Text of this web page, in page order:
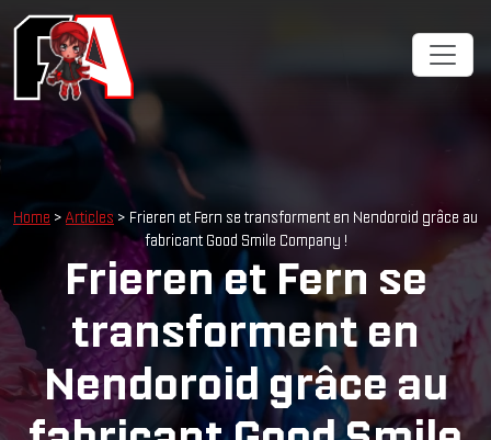
Home > Articles > Frieren et Fern se transforment en Nendoroid grâce au
fabricant Good Smile Company !
Frieren et Fern se
transforment en
Nendoroid grâce au